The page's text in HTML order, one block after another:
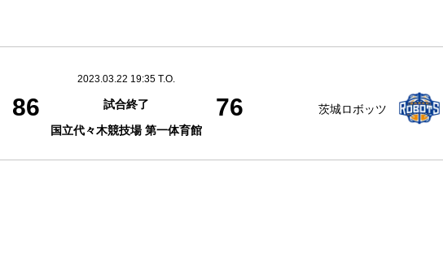
86
2023.03.22 19:35 T.O.
試合終了
国立代々木競技場 第一体育館
76 茨城ロボッツ